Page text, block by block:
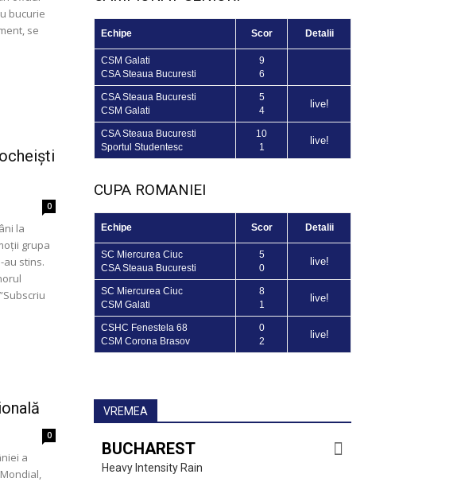
bucurie
se
0
la
grupa
au stins.
0
a
Echipe Scor Detalii
CSM Galati
CSA Steaua Bucuresti
9
6
CSA Steaua Bucuresti
CSM Galati
5
4
live!
CSA Steaua Bucuresti
Sportul Studentesc
10
1
live!
CUPA ROMANIEI
Echipe Scor Detalii
SC Miercurea Ciuc
CSA Steaua Bucuresti
5
0
live!
SC Miercurea Ciuc
CSM Galati
8
1
live!
CSHC Fenestela 68
CSM Corona Brasov
0
2
live!
VREMEA
BUCHAREST
Heavy Intensity Rain